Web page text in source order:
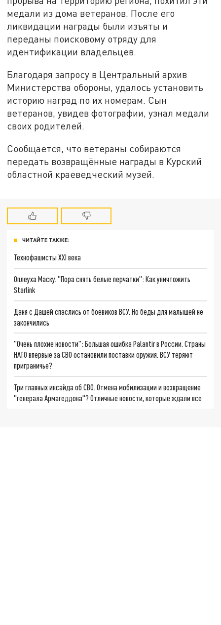
медали из дома ветеранов. После его
ликвидации награды были изъяты и
переданы поисковому отряду для
идентификации владельцев.
Благодаря запросу в Центральный архив
Министерства обороны, удалось установить
историю наград по их номерам. Сын
ветеранов, увидев фотографии, узнал медали
своих родителей.
Сообщается, что ветераны собираются
передать возвращённые награды в Курский
областной краеведческий музей.
ЧИТАЙТЕ ТАКЖЕ:
Технофашисты XXI века
Оплеуха Маску. "Пора снять белые перчатки": Как уничтожить
Starlink
Даня с Дашей спаслись от боевиков ВСУ. Но беды для малышей не
закончились
"Очень плохие новости": Большая ошибка Palantir в России. Страны
НАТО впервые за СВО остановили поставки оружия. ВСУ теряют
приграничье?
Три главных инсайда об СВО. Отмена мобилизации и возвращение
"генерала Армагеддона"? Отличные новости, которые ждали все